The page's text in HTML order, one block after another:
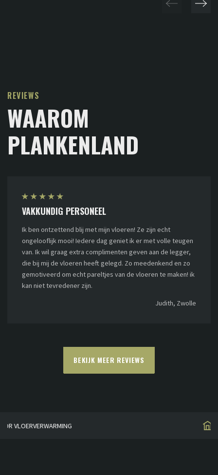
REVIEWS
WAAROM
PLANKENLAND
★ ★ ★ ★ ★
VAKKUNDIG PERSONEEL
Ik ben ontzettend blij met mijn vloeren! Ze zijn echt
ongelooflijk mooi! Iedere dag geniet ik er met volle teugen
van. Ik wil graag extra complimenten geven aan de legger,
die bij mij de vloeren heeft gelegd. Zo meedenkend en zo
gemotiveerd om echt pareltjes van de vloeren te maken! ik
kan niet tevredener zijn.
Judith, Zwolle
BEKIJK MEER REVIEWS